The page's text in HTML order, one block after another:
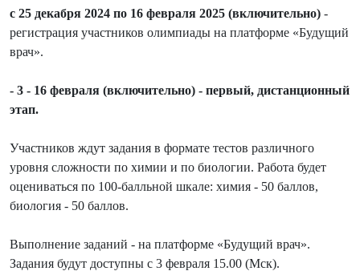
с 25 декабря 2024 по 16 февраля 2025 (включительно) -
регистрация участников олимпиады на платформе «Будущий
врач».
- 3 - 16 февраля (включительно) - первый, дистанционный
этап.
Участников ждут задания в формате тестов различного
уровня сложности по химии и по биологии. Работа будет
оцениваться по 100-балльной шкале: химия - 50 баллов,
биология - 50 баллов.
Выполнение заданий - на платформе «Будущий врач».
Задания будут доступны с 3 февраля 15.00 (Мск).